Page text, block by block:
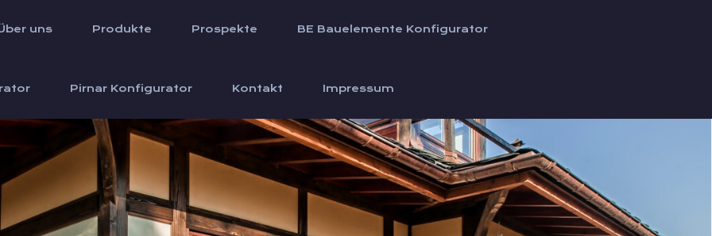
uns Produkte Prospekte BE Bauelemente Konfigurator
Pirnar Konfigurator Kontakt Impressum